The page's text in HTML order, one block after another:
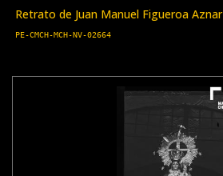
Retrato de Juan Manuel Figueroa Aznar
PE-CMCH-MCH-NV-02664